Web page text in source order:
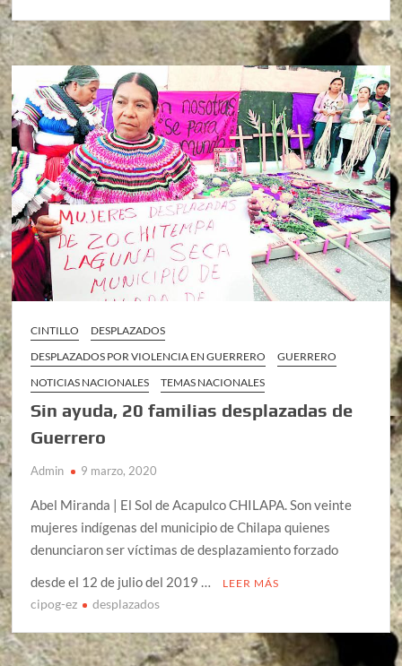
CINTILLO
DESPLAZADOS
DESPLAZADOS POR VIOLENCIA EN GUERRERO
GUERRERO
NOTICIAS NACIONALES
TEMAS NACIONALES
Sin ayuda, 20 familias desplazadas de
Guerrero
Admin 9 marzo, 2020
Abel Miranda | El Sol de Acapulco CHILAPA. Son veinte
mujeres indígenas del municipio de Chilapa quienes
denunciaron ser víctimas de desplazamiento forzado
desde el 12 de julio del 2019 …
LEER MÁS
cipog-ez desplazados